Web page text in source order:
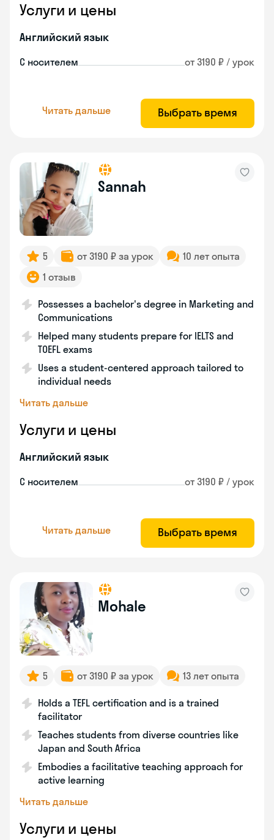
Услуги и цены
Английский язык
С носителем от 3190 ₽ / урок
Читать дальше Выбрать время
Sannah
5 от 3190 ₽ за урок
10 лет опыта
1 отзыв
Possesses a bachelor's degree in Marketing and
Communications
Helped many students prepare for IELTS and
TOEFL exams
Uses a student-centered approach tailored to
individual needs
Читать дальше
Услуги и цены
Английский язык
С носителем от 3190 ₽ / урок
Читать дальше Выбрать время
Mohale
5 от 3190 ₽ за урок 13 лет опыта
Holds a TEFL certification and is a trained
facilitator
Teaches students from diverse countries like
Japan and South Africa
Embodies a facilitative teaching approach for
active learning
Читать дальше
Услуги и цены